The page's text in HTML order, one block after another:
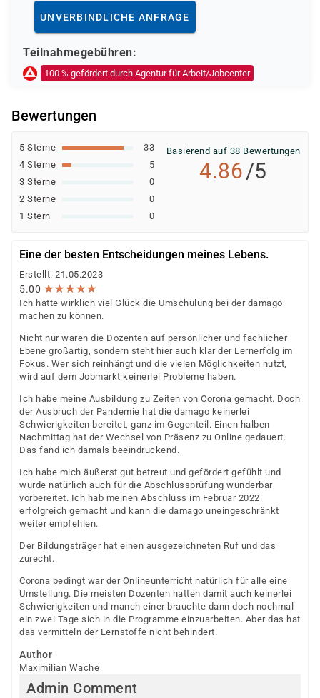
Deutsche Rentenversicherung
Europäischer Sozialfonds (ESF)
Weitere öffentliche oder private Kostenträger
Ob eine Förderung oder Kostenübernahme möglich ist,
individuellen Prüfung Ihrer persönlichen
Voraussetzungen und Förderfähigkeit.
UNVERBINDLICHE ANFRAGE
Teilnahmegebühren:
100 % gefördert durch Agentur für Arbeit/Jobcenter
Bewertungen
5 Sterne
33
4 Sterne
5
3 Sterne
0
2 Sterne
0
1 Stern
0
Basierend auf 38 Bewertungen
4.86/5
Eine der besten Entscheidungen meines Lebens.
Erstellt: 21.05.2023
5.00 ★★★★★
★★★★★
Ich hatte wirklich viel Glück die Umschulung bei der damago
machen zu können.
Nicht nur waren die Dozenten auf persönlicher und fachlicher
Ebene großartig, sondern steht hier auch klar der Lernerfolg im
Fokus. Wer sich reinhängt und die vielen Möglichkeiten nutzt,
wird auf dem Jobmarkt keinerlei Probleme haben.
Ich habe meine Ausbildung zu Zeiten von Corona gemacht. Doch
der Ausbruch der Pandemie hat die damago keinerlei
Schwierigkeiten bereitet, ganz im Gegenteil. Einen halben
Nachmittag hat der Wechsel von Präsenz zu Online gedauert.
Das fand ich damals beeindruckend.
Ich habe mich äußerst gut betreut und gefördert gefühlt und
wurde natürlich auch für die Abschlussprüfung wunderbar
vorbereitet. Ich hab meinen Abschluss im Februar 2022
erfolgreich gemacht und kann die damago uneingeschränkt
weiter empfehlen.
Der Bildungsträger hat einen ausgezeichneten Ruf und das
zurecht.
Corona bedingt war der Onlineunterricht natürlich für alle eine
Umstellung. Die meisten Dozenten hatten damit auch keinerlei
Schwierigkeiten und manch einer brauchte dann doch nochmal
ein zwei Tage sich in die Programme einzuarbeiten. Aber das hat
das vermitteln der Lernstoffe nicht behindert.
Author
Maximilian Wache
Admin Comment